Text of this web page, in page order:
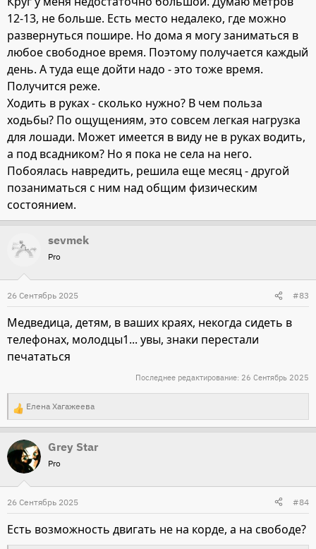
12-13, не больше. Есть место недалеко, где можно
развернуться пошире. Но дома я могу заниматься в
любое свободное время. Поэтому получается каждый
день. А туда еще дойти надо - это тоже время.
Получится реже.
Ходить в руках - сколько нужно? В чем польза
ходьбы? По ощущениям, это совсем легкая нагрузка
для лошади. Может имеется в виду не в руках водить,
а под всадником? Но я пока не села на него.
Побоялась навредить, решила еще месяц - другой
позаниматься с ним над общим физическим
состоянием.
sevmek
Pro
26 Сентябрь 2025 #83
Медведица, детям, в ваших краях, некогда сидеть в
телефонах, молодцы1... увы, знаки перестали
печататься
Последнее редактирование: 26 Сентябрь 2025
Р
е
а
к
и
и
:
Елена Хагажеева
Grey Star
Pro
26 Сентябрь 2025 #84
Есть возможность двигать не на корде, а на свободе?